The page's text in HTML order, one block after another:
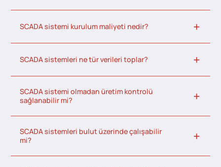
SCADA sistemi kurulum maliyeti nedir?
SCADA sistemleri ne tür verileri toplar?
SCADA sistemi olmadan üretim kontrolü
sağlanabilir mi?
SCADA sistemleri bulut üzerinde çalışabilir
mi?